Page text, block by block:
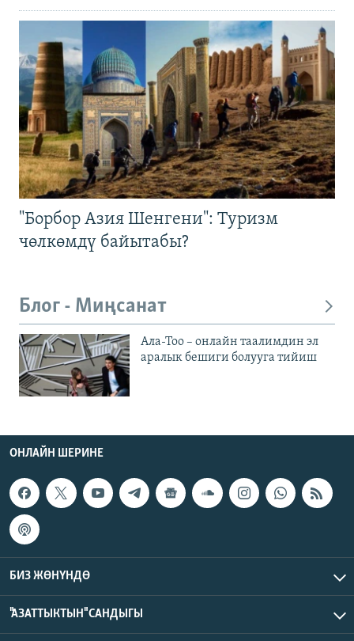
"Борбор Азия Шенгени": Туризм
чөлкөмдү байытабы?
Блог - Миңсанат
Ала-Тоо – онлайн таалимдин эл
аралык бешиги болууга тийиш
ОНЛАЙН ШЕРИНЕ
БИЗ ЖӨНҮНДӨ
"АЗАТТЫКТЫН" САНДЫГЫ